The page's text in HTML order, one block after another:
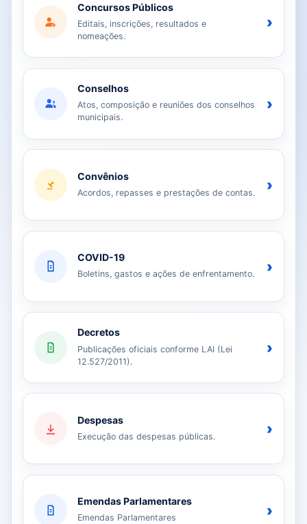
Concursos Públicos
Editais, inscrições, resultados e
nomeações.
›
Conselhos
Atos, composição e reuniões dos conselhos
municipais.
›
Convênios
Acordos, repasses e prestações de contas. ›
COVID-19
Boletins, gastos e ações de enfrentamento. ›
Decretos
Publicações oficiais conforme LAI (Lei
12.527/2011).
›
Despesas
Execução das despesas públicas. ›
Emendas Parlamentares
Emendas Parlamentares ›